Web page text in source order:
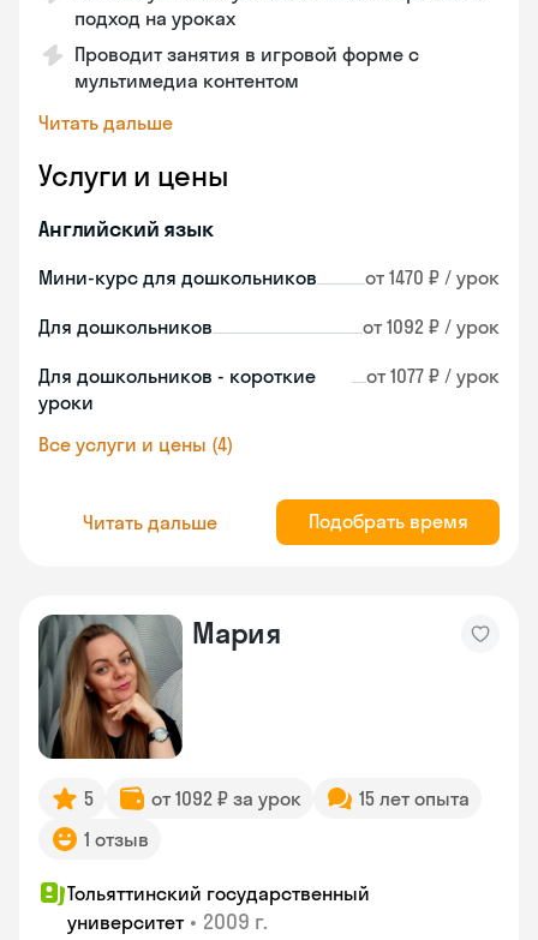
подход на уроках
Проводит занятия в игровой форме с
мультимедиа контентом
Читать дальше
Услуги и цены
Английский язык
Мини-курс для дошкольников от 1470 ₽ / урок
Для дошкольников от 1092 ₽ / урок
Для дошкольников - короткие
уроки
от 1077 ₽ / урок
Все услуги и цены (4)
Читать дальше Подобрать время
Мария
5 от 1092 ₽ за урок
15 лет опыта
1 отзыв
Тольяттинский государственный
университет • 2009 г.